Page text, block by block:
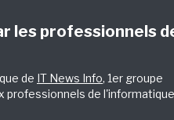
les professionnels
de IT News Info, 1er groupe
professionnels de